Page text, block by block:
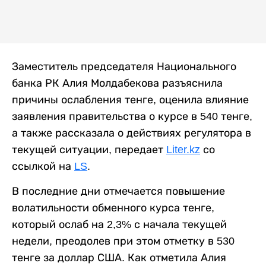
Заместитель председателя Национального
банка РК Алия Молдабекова разъяснила
причины ослабления тенге, оценила влияние
заявления правительства о курсе в 540 тенге,
а также рассказала о действиях регулятора в
текущей ситуации, передает Liter.kz со
ссылкой на LS.
В последние дни отмечается повышение
волатильности обменного курса тенге,
который ослаб на 2,3% с начала текущей
недели, преодолев при этом отметку в 530
тенге за доллар США. Как отметила Алия